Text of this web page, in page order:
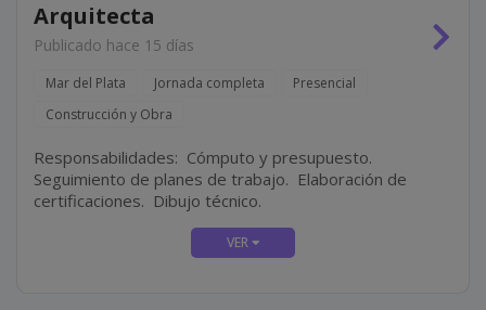
Arquitecta
Publicado hace 15 días
Mar del Plata Jornada completa
Presencial
Construcción y Obra
Responsabilidades: Cómputo y presupuesto.
Seguimiento de planes de trabajo. Elaboración de
certificaciones. Dibujo técnico.